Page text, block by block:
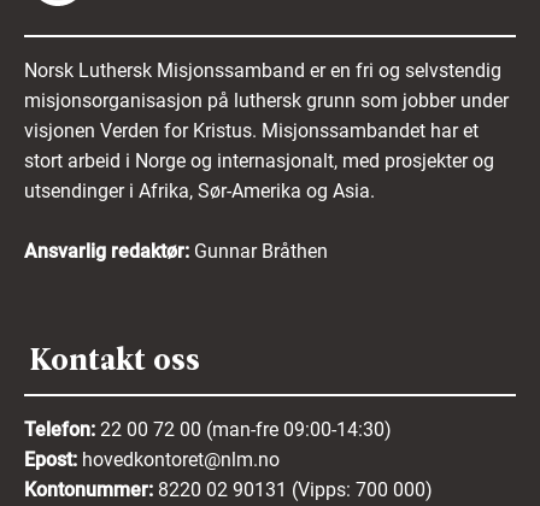
Norsk Luthersk Misjonssamband er en fri og selvstendig
misjonsorganisasjon på luthersk grunn som jobber under
visjonen Verden for Kristus. Misjonssambandet har et
stort arbeid i Norge og internasjonalt, med prosjekter og
utsendinger i Afrika, Sør-Amerika og Asia.
Ansvarlig redaktør: Gunnar Bråthen
Kontakt oss
Telefon: 22 00 72 00 (man-fre 09:00-14:30)
Epost: hovedkontoret@nlm.no
Kontonummer: 8220 02 90131 (Vipps: 700 000)